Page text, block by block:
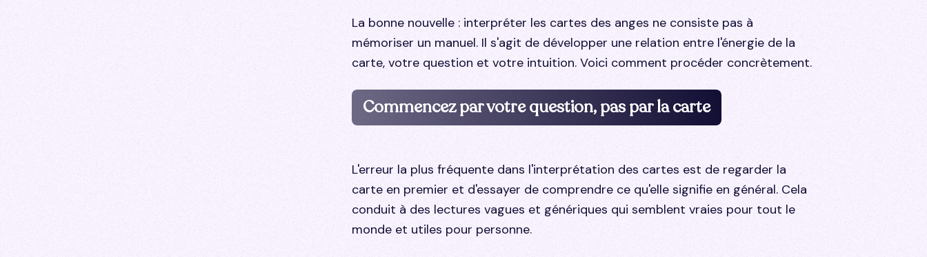
La bonne nouvelle : interpréter les cartes des anges ne consiste pas à
mémoriser un manuel. Il s'agit de développer une relation entre l'énergie de la
carte, votre question et votre intuition. Voici comment procéder concrètement.
Commencez par votre question, pas par la carte
L'erreur la plus fréquente dans l'interprétation des cartes est de regarder la
carte en premier et d'essayer de comprendre ce qu'elle signifie en général. Cela
conduit à des lectures vagues et génériques qui semblent vraies pour tout le
monde et utiles pour personne.